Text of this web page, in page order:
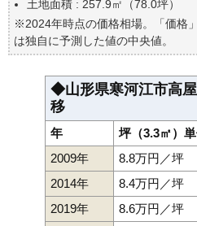
土地面積 : 257.9㎡（78.0坪）
※2024年時点の価格相場。「価格
は独自に予測した値の中央値。
◆山形県寒河江市高
移
年
坪（3.3㎡）
2009年
8.8万円／坪
2014年
8.4万円／坪
2019年
8.6万円／坪